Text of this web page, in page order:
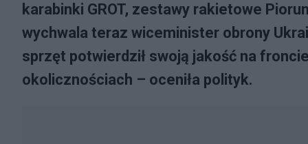
karabinki GROT, zestawy rakietowe
wychwala teraz wiceminister obrony
sprzęt potwierdził swoją jakość na
okolicznościach – oceniła polityk.